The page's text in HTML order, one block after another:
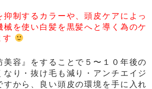
抑制するカラーや、頭皮ケアによっ
械を使い白髪を黒髪へと導く為のケ
す
美容』をすることで５〜１０年後の
なり・抜け毛も減り・アンチエイジ
すから、良い頭皮の環境を手に入れ